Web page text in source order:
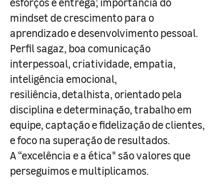
mindset de crescimento para o
aprendizado e desenvolvimento pessoal.
Perfil sagaz, boa comunicação
interpessoal, criatividade, empatia,
inteligência emocional,
resiliência, detalhista, orientado pela
disciplina e determinação, trabalho em
equipe, captação e fidelização de clientes,
e foco na superação de resultados.
A “excelência e a ética" são valores que
perseguimos e multiplicamos.